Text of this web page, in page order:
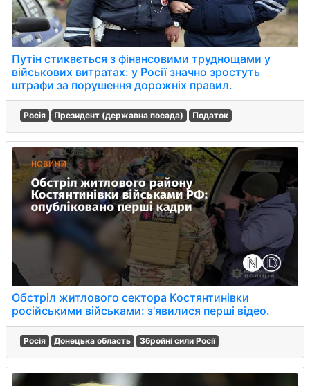
Путін стикається з фінансовими труднощами у
військових витратах: у Росії значно зростуть
штрафи за порушення дорожніх правил.
Росія Президент (державна посада) Податок
Обстріл житлового сектора Костянтинівки
російськими військами: з'явилися перші відео.
Росія Донецька область Збройні сили Росії